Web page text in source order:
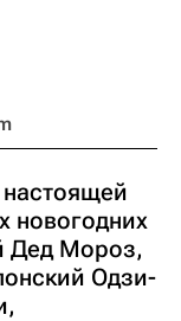
новогодних
Дед Мороз,
Одзи-